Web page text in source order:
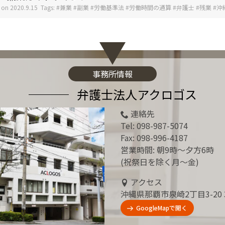
2020.9.15 Tags: 兼業 副業 労働基準法 労働時間の通算 弁護士 残業 沖
事務所情報
弁護士法人アクロゴス
連絡先
Tel:098-987-5074
Fax: 098-996-4187
営業時間: 朝9時～夕方6時
(祝祭日を除く月～金)
アクセス
沖縄県那覇市泉崎2丁目3-20
GoogleMapで開く